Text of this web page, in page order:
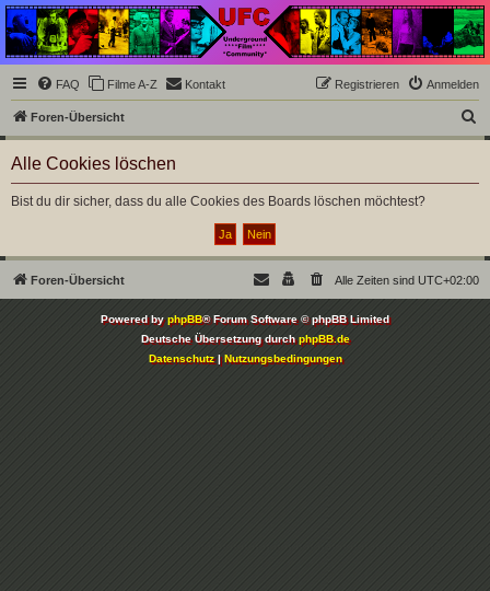
Underground Film
Community
Die Underground Film Community ist ein deutschsprachiges Filmforum und ein Paradies
für Cineasten und Filmsüchtige jenseits des Mainstreams.
FAQ Filme A-Z Kontakt Anmelden
Registrieren
Foren-Übersicht
u
Alle Cookies löschen
Bist du dir sicher, dass du alle Cookies des Boards löschen möchtest?
Foren-Übersicht Alle Zeiten sind UTC+02:00
Powered byphpBB® Forum Software © phpBB Limited
Deutsche Übersetzung durchphpBB.de
Datenschutz|Nutzungsbedingungen